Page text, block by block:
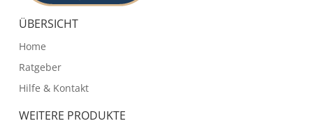
ÜBERSICHT
Home
Ratgeber
Hilfe & Kontakt
WEITERE PRODUKTE